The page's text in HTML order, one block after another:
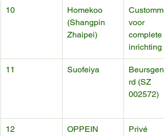
10
Homekoo
(Shangpin
Zhaipei)
voor
complete
inrichting
11 Suofeiya
rd (SZ
002572)
12 OPPEIN
Privé